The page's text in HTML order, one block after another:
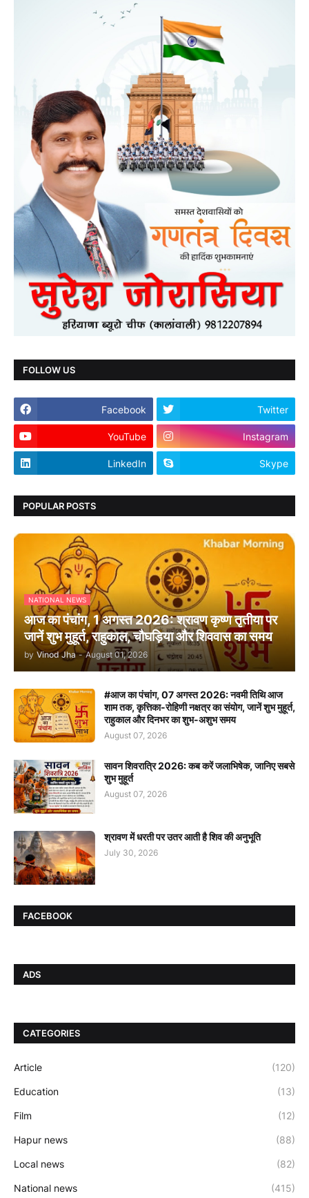
FOLLOW US
Facebook Twitter
YouTube Instagram
LinkedIn Skype
POPULAR POSTS
NATIONAL NEWS
आज का पंचांग, 1 अगस्त 2026: श्रावण कृष्ण तृतीया पर
जानें शुभ मुहूर्त, राहुकाल, चौघड़िया और शिववास का समय
by Vinod Jha - August 01, 2026
#आज का पंचांग, 07 अगस्त 2026: नवमी तिथि आज
शाम तक, कृत्तिका-रोहिणी नक्षत्र का संयोग, जानें शुभ मुहूर्त,
राहुकाल और दिनभर का शुभ-अशुभ समय
August 07, 2026
सावन शिवरात्रि 2026: कब करें जलाभिषेक, जानिए सबसे
शुभ मुहूर्त
August 07, 2026
श्रावण में धरती पर उतर आती है शिव की अनुभूति
July 30, 2026
FACEBOOK
ADS
CATEGORIES
Article (120)
Education (13)
Film (12)
Hapur news (88)
Local news (82)
National news (415)